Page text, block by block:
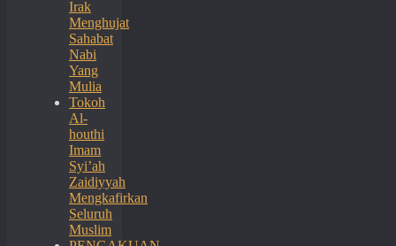
Irak
Menghujat
Sahabat
Nabi
Yang
Mulia
Tokoh
Al-
houthi
Imam
Syi’ah
Zaidiyyah
Mengkafirkan
Seluruh
Muslim